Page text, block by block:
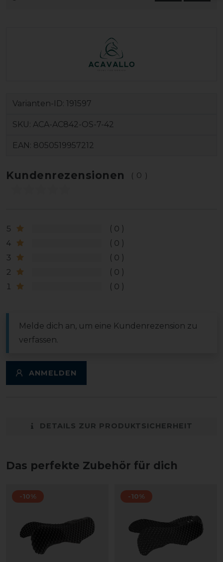
Varianten-ID: 191597
SKU: ACA-AC842-OS-7-42
EAN: 8050519957212
Kundenrezensionen (0)
5
0
4
0
3
0
2
0
1
0
Melde dich an, um eine Kundenrezension zu
verfassen.
ANMELDEN
DETAILS ZUR PRODUKTSICHERHEIT
Das perfekte Zubehör für dich
-10% -10%